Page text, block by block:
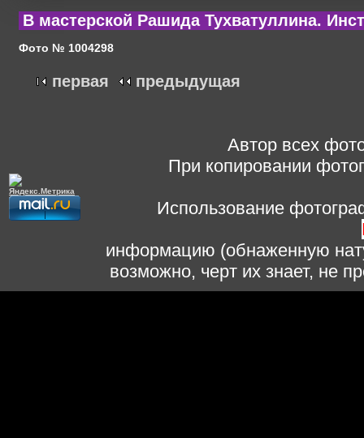
В мастерской Рашида Тухватуллина.
Фото № 1004298
первая предыдущая
Автор всех
При копировании
Использование
информацию (обнаженную
возможно, черт их знает, не